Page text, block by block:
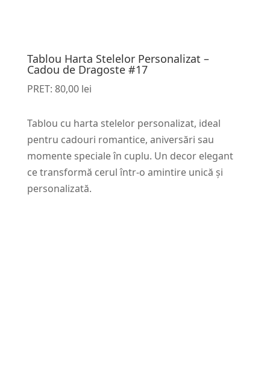
Tablou Harta Stelelor Personalizat –
Cadou de Dragoste #17
PRET: 80,00 lei
Tablou cu harta stelelor personalizat, ideal
pentru cadouri romantice, aniversări sau
momente speciale în cuplu. Un decor elegant
ce transformă cerul într-o amintire unică și
personalizată.